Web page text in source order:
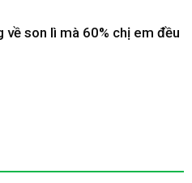
về son lì mà 60% chị em đều